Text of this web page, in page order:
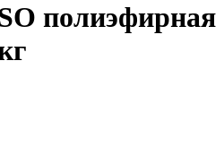
полиэфирная